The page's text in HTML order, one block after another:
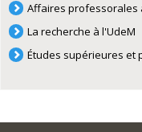
Affaires professorales
La recherche à l'UdeM
Études supérieures et